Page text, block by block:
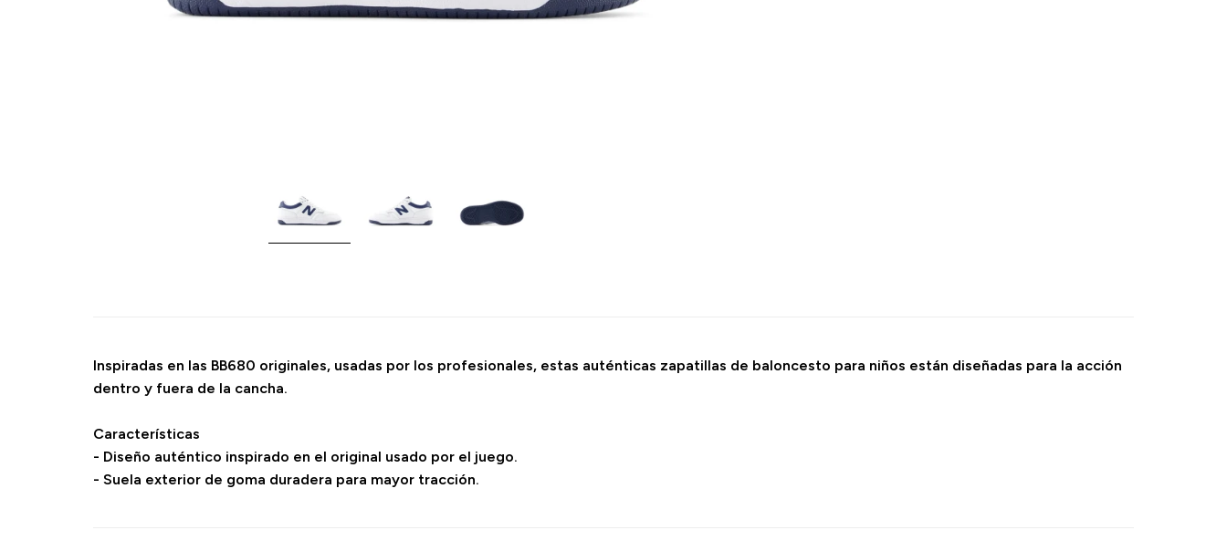
Inspiradas en las BB680 originales, usadas por los profesionales, estas auténticas zapatillas de baloncesto para niños están diseñadas para la acción
dentro y fuera de la cancha.
Características
- Diseño auténtico inspirado en el original usado por el juego.
- Suela exterior de goma duradera para mayor tracción.